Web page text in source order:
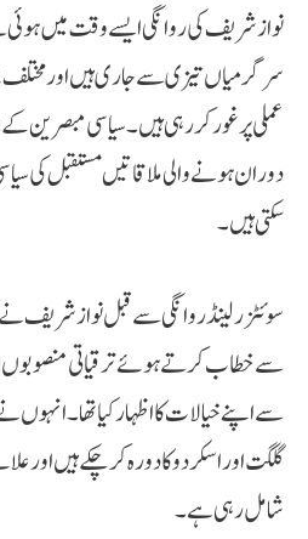
نواز شریف کی روانگی ایسے وقت میں
سرگرمیاں تیزی سے جاری ہیں اور
عملی پر غور کر رہی ہیں۔ سیاسی
دوران ہونے والی ملاقاتیں مستقبل کی
سکتی ہیں۔
سوئٹزرلینڈ روانگی سے قبل نواز شریف نے
سے خطاب کرتے ہوئے ترقیاتی منصوبوں
سے اپنے خیالات کا اظہار کیا تھا۔ انہوں
گلگت اور اسکردو کا دورہ کر چکے ہیں اور
شامل رہی ہے۔